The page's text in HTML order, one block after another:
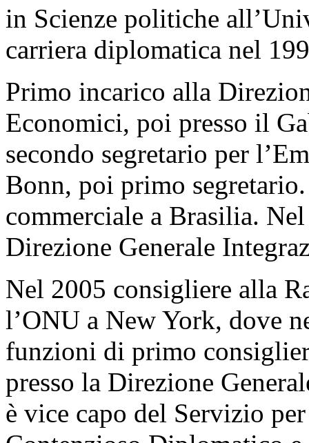
in Scienze politiche
carriera diplomatica nel
Primo incarico alla
Economici, poi presso il
secondo segretario per
Bonn, poi primo
commerciale a Brasilia.
Direzione Generale
Nel 2005 consigliere alla
l’ONU a New York, dove
funzioni di primo
presso la Direzione
è vice capo del Servizio